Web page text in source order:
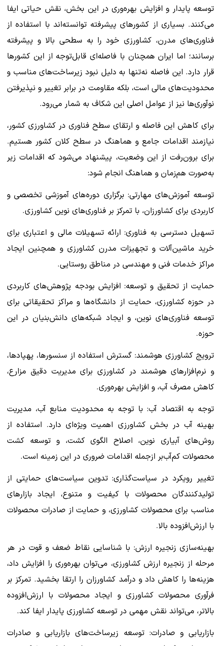
توسعه پایدار و افزایش بهره‌وری در این بخش، نقش حیاتی ایفا
می‌کنند. بسیاری از کشورهای پیشرفته توانسته‌اند با استفاده از
فناوری‌های مدرن، کشاورزی خود را به سطحی بالا و پیشرفته
برسانند؛ اما ایران همچنان با فاصله‌ای قابل‌توجه از این کشورها
قرار دارد. این فاصله نه‌تنها به دلیل نبود زیرساخت‌های مناسب و
محدودیت‌های مالی است، بلکه مقاومت در برابر تغییر و نپذیرفتن
نوآوری‌ها نیز از عوامل اصلی این شکاف به شمار می‌رود.
برای کاهش این فاصله و ارتقای سطح فناوری در کشاورزی کشور،
نیازمند اقدامات جامع و هماهنگ در سطح کلان کشور هستیم.
برای برون‌رفت از این وضعیت، پیشنهاد می‌شود که اقدامات زیر
به‌صورت هم‌زمان و هماهنگ انجام شود:
توسعه آموزش‌های مهارتی: برگزاری دوره‌های آموزشی تخصصی و
کاربردی برای کشاورزان، با تمرکز بر فناوری‌های نوین کشاورزی.
تسهیل دسترسی به فناوری: ارائه تسهیلات مالی و اعتباری برای
خرید ماشین‌آلات و تجهیزات مدرن کشاورزی و همچنین ایجاد
مراکز خدمات فنی و مهندسی در مناطق روستایی.
حمایت از تحقیق و توسعه: افزایش بودجه پژوهش‌های کاربردی
در حوزه کشاورزی، حمایت از دانشگاه‌ها و مراکز تحقیقاتی برای
توسعه فناوری‌های نوین، و ایجاد شبکه‌های دانش‌بنیان در این
حوزه.
ترویج کشاورزی هوشمند: گسترش استفاده از سنسورها، پهپادها،
و نرم‌افزارهای هوشمند در کشاورزی برای مدیریت دقیق مزارع،
کاهش مصرف آب، و افزایش بهره‌وری.
توجه به اقتصاد آب: با توجه به محدودیت منابع آب، مدیریت
بهینه آب در بخش کشاورزی اهمیت ویژه‌ای دارد. استفاده از
روش‌های آبیاری نوین، اصلاح الگوی کشت، و توسعه کشت
محصولات کم‌آب‌بر ازجمله اقدامات ضروری در این زمینه است.
تغییر رویکرد در سیاست‌گذاری: تدوین سیاست‌های حمایتی از
تولیدکنندگان محصولات با کیفیت و متنوع، ایجاد بازارهای
مناسب برای محصولات کشاورزی، و حمایت از صادرات محصولات
با ارزش‌افزوده بالا.
بهینه‌سازی زنجیره ارزش: با شناسایی نقاط ضعف و قوت در هر
مرحله از زنجیره ارزش کشاورزی، می‌توان بهره‌وری را افزایش داد،
هزینه‌ها را کاهش داد و درآمد کشاورزان را ارتقا بخشید. تمرکز بر
فرآوری محصولات کشاورزی و ایجاد محصولات با ارزش‌افزوده
بالاتر، می‌تواند نقش مهمی در توسعه کشاورزی پایدار ایفا کند.
بازاریابی و صادرات: توسعه زیرساخت‌های بازاریابی و صادرات